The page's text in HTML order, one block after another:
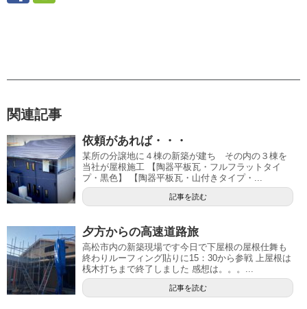
関連記事
依頼があれば・・・
某所の分譲地に４棟の新築が建ち その内の３棟を
当社が屋根施工 【陶器平板瓦・フルフラットタイ
プ・黒色】 【陶器平板瓦・山付きタイプ・...
記事を読む
夕方からの高速道路旅
高松市内の新築現場です今日で下屋根の屋根仕舞も
終わりルーフィング貼りに15：30から参戦 上屋根は
桟木打ちまで終了しました 感想は。。。...
記事を読む